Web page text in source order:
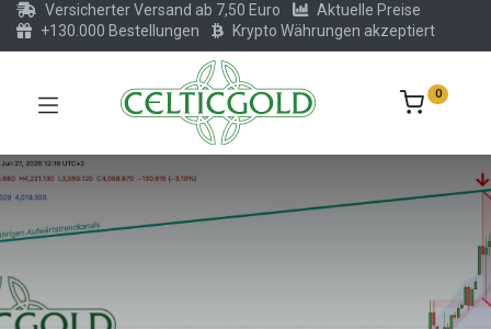
Versicherter Versand ab 7,50 Euro
Aktuelle Preise
+130.000 Bestellungen
Krypto Währungen akzeptiert
0